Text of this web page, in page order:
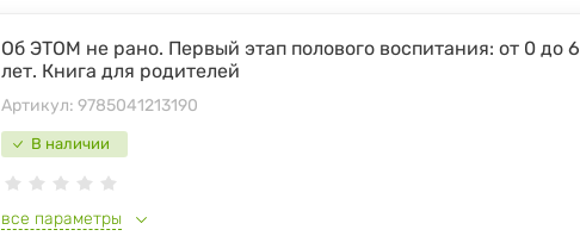
В наличии
Об ЭТОМ не рано. Первый этап полового воспитания: от 0 до 6
лет. Книга для родителей
Артикул: 9785041213190
все параметры